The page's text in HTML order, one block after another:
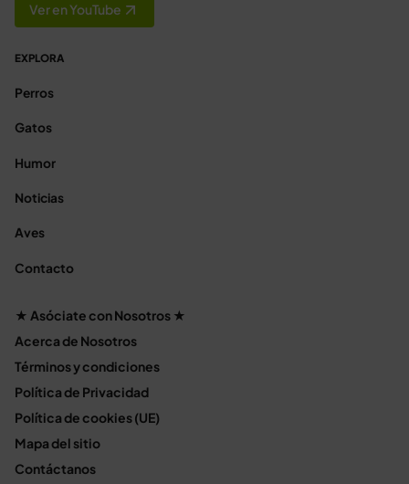
Ver en YouTube
EXPLORA
Perros
Gatos
Humor
Noticias
Aves
Contacto
★ Asóciate con Nosotros ★
Acerca de Nosotros
Términos y condiciones
Política de Privacidad
Política de cookies (UE)
Mapa del sitio
Contáctanos